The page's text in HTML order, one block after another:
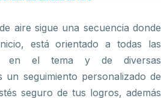
aire sigue una secuencia donde
está orientado a todas las
en el tema y de diversas
un seguimiento personalizado de
seguro de tus logros, además